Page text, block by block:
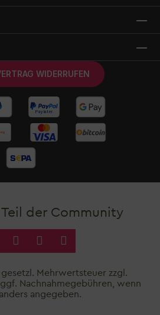
WIDERRUFEN
der Community
gesetzl. Mehrwertsteuer zzgl.
Nachnahmegebühren, wenn
angegeben.